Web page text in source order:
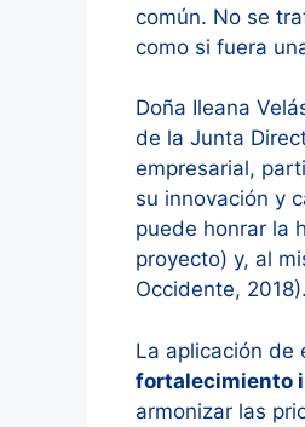
común. No se
como si fuera
Doña Ileana
de la Junta
empresarial,
su innovación y
puede honrar la
proyecto) y, al
Occidente, 2018).
La aplicación de
fortalecimiento
armonizar las